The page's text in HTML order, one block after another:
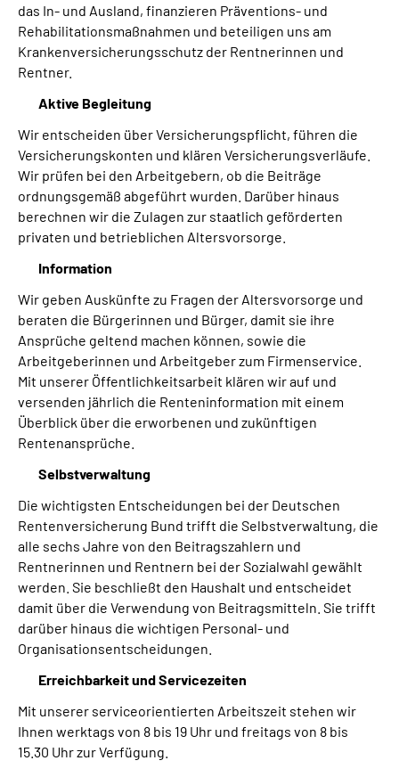
das In- und Ausland, finanzieren Präventions- und
Rehabilitationsmaßnahmen und beteiligen uns am
Krankenversicherungsschutz der Rentnerinnen und
Rentner.
Aktive Begleitung
Wir entscheiden über Versicherungspflicht, führen die
Versicherungskonten und klären Versicherungsverläufe.
Wir prüfen bei den Arbeitgebern, ob die Beiträge
ordnungsgemäß abgeführt wurden. Darüber hinaus
berechnen wir die Zulagen zur staatlich geförderten
privaten und betrieblichen Altersvorsorge.
Information
Wir geben Auskünfte zu Fragen der Altersvorsorge und
beraten die Bürgerinnen und Bürger, damit sie ihre
Ansprüche geltend machen können, sowie die
Arbeitgeberinnen und Arbeitgeber zum Firmenservice.
Mit unserer Öffentlichkeitsarbeit klären wir auf und
versenden jährlich die Renteninformation mit einem
Überblick über die erworbenen und zukünftigen
Rentenansprüche.
Selbstverwaltung
Die wichtigsten Entscheidungen bei der Deutschen
Rentenversicherung Bund trifft die Selbstverwaltung, die
alle sechs Jahre von den Beitragszahlern und
Rentnerinnen und Rentnern bei der Sozialwahl gewählt
werden. Sie beschließt den Haushalt und entscheidet
damit über die Verwendung von Beitragsmitteln. Sie trifft
darüber hinaus die wichtigen Personal- und
Organisationsentscheidungen.
Erreichbarkeit und Servicezeiten
Mit unserer serviceorientierten Arbeitszeit stehen wir
Ihnen werktags von 8 bis 19 Uhr und freitags von 8 bis
15.30 Uhr zur Verfügung.